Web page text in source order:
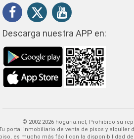
Descarga nuestra APP en:
© 2002-2026 hogaria.net, Prohibido su
Encontrar tu casa o
es mucho más fácil con la disponibilidad